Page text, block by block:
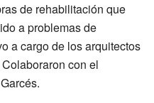
de rehabilitación que
a problemas de
a cargo de los arquitectos
con el